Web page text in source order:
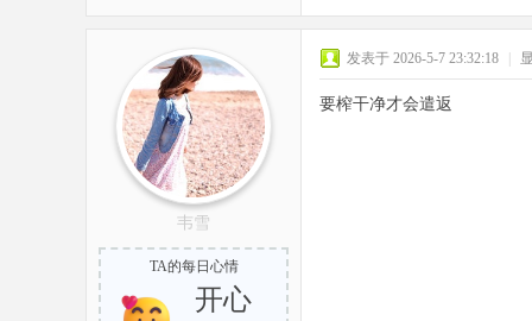
韦雪
TA的每日心情
开心
发表于 2026-5-7 23:32:18
要榨干净才会遣返